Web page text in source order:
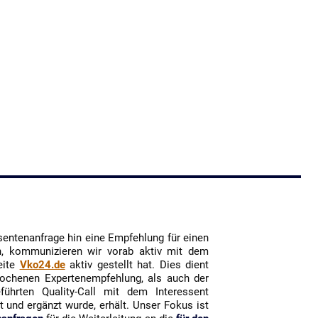
hin eine Empfehlung für einen
kommunizieren wir vorab aktiv mit dem
Vko24.deaktiv gestellt hat. Dies dient
Expertenempfehlung, als auch der
Quality-Call mit dem Interessent
ergänzt wurde, erhält. Unser Fokus ist